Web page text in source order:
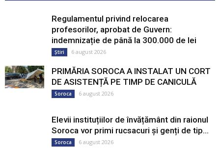
Regulamentul privind relocarea
profesorilor, aprobat de Guvern:
indemnizație de până la 300.000 de lei
Știri 6 august 2026
PRIMĂRIA SOROCA A INSTALAT UN CORT
DE ASISTENȚĂ PE TIMP DE CANICULĂ
Soroca 6 august 2026
Elevii instituțiilor de învățământ din raionul
Soroca vor primi rucsacuri și genți de tip...
Soroca 6 august 2026